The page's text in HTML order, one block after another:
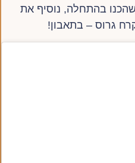
בהתחלה, נוסיף את
גרוס – בתאבון!